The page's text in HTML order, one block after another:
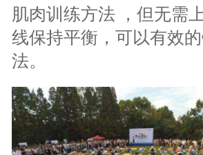
肌肉训练方法 ，但无需
线保持平衡，可以有效
法。